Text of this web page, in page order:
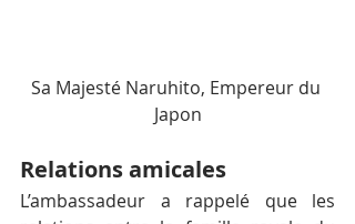
Sa Majesté Naruhito, Empereur du
Japon
Relations amicales
L’ambassadeur a rappelé que les